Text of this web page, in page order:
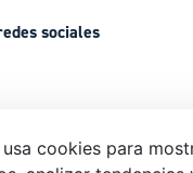
sociales
- Ayuntamiento de
cookies para